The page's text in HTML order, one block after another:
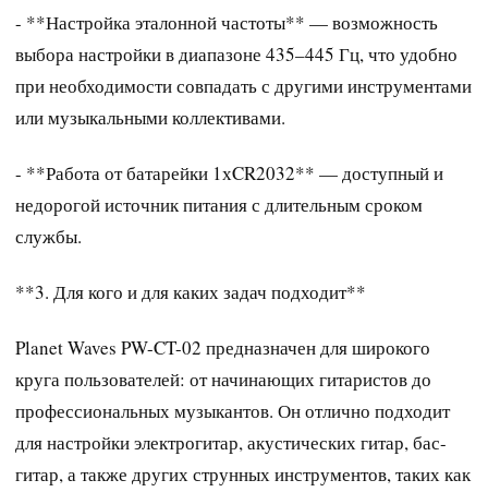
- **Настройка эталонной частоты** — возможность
выбора настройки в диапазоне 435–445 Гц, что удобно
при необходимости совпадать с другими инструментами
или музыкальными коллективами.
- **Работа от батарейки 1хCR2032** — доступный и
недорогой источник питания с длительным сроком
службы.
**3. Для кого и для каких задач подходит**
Planet Waves PW-CT-02 предназначен для широкого
круга пользователей: от начинающих гитаристов до
профессиональных музыкантов. Он отлично подходит
для настройки электрогитар, акустических гитар, бас-
гитар, а также других струнных инструментов, таких как